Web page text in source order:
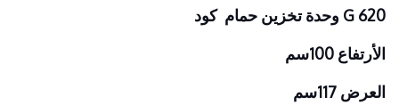
G 620 وحدة تخزين حمام كود
الأرتفاع 100سم
العرض 117سم